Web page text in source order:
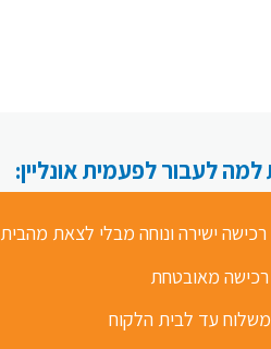
רכישה ישירה ונוחה מבלי לצאת מהבית
רכישה מאובטחת
משלוח עד לבית הלקוח